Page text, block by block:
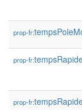
prop-fr:
prop-fr:
prop-fr: